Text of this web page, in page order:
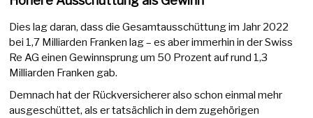
Dies lag daran, dass die Gesamtausschüttung im Jahr 2022
bei 1,7 Milliarden Franken lag – es aber immerhin in der Swiss
Re AG einen Gewinnsprung um 50 Prozent auf rund 1,3
Milliarden Franken gab.
Demnach hat der Rückversicherer also schon einmal mehr
ausgeschüttet, als er tatsächlich in dem zugehörigen